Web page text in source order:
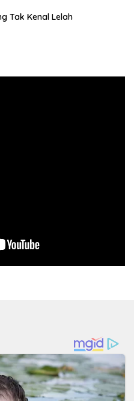
Tak Kenal Lelah